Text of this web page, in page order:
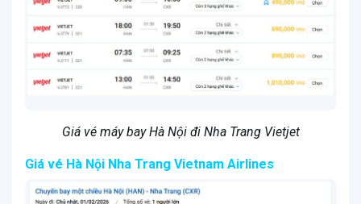
Giá vé máy bay Hà Nội đi Nha Trang Vietjet
Giá vé Hà Nội Nha Trang Vietnam Airlines